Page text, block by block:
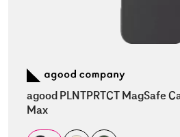
agood PLNTPRTCT MagSafe
Max